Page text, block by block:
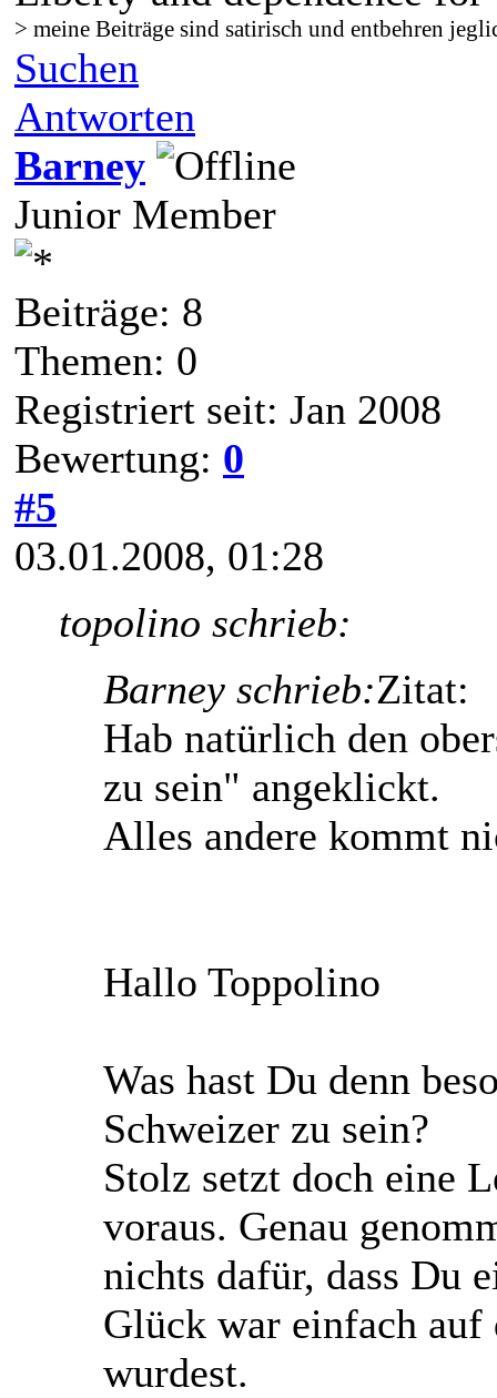
> meine Beiträge sind satirisch und entbehren
Suchen
Antworten
Barney
Junior Member
Beiträge: 8
Themen: 0
Registriert seit: Jan 2008
Bewertung: 0
#5
03.01.2008, 01:28
topolino schrieb:
Barney schrieb:Zitat:
Hab natürlich den
zu sein" angeklickt.
Alles andere kommt
Hallo Toppolino
Was hast Du denn
Schweizer zu sein?
Stolz setzt doch eine
voraus. Genau
nichts dafür, dass Du
Glück war einfach auf
wurdest.